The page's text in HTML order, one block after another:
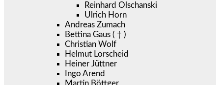
Reinhard Olschanski
Ulrich Horn
Andreas Zumach
Bettina Gaus ( † )
Christian Wolf
Helmut Lorscheid
Heiner Jüttner
Ingo Arend
Martin Böttger